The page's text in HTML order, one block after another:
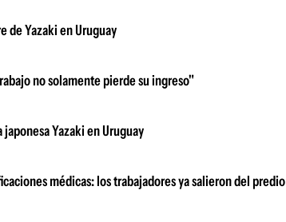
de Yazaki en Uruguay
no solamente pierde su ingreso"
Yazaki en Uruguay
médicas: los trabajadores ya salieron del predio